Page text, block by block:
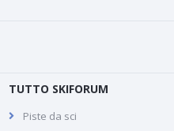
TUTTO SKIFORUM
Piste da sci